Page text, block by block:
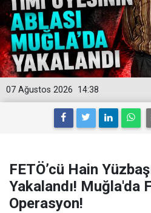
14:38
07 Ağustos 2026
FETÖ’cü Hain
Yakalandı! Muğla'da
Operasyon!